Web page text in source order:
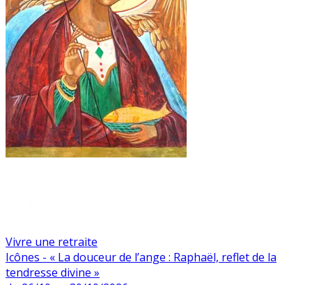
Vivre une retraite
Icônes - « La douceur de l’ange : Raphaël, reflet de la
tendresse divine »